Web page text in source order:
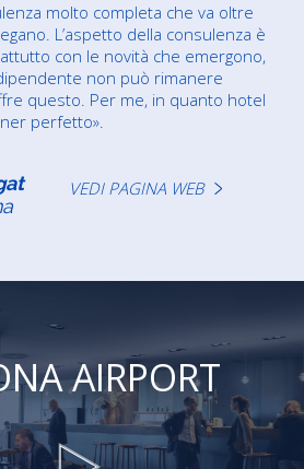
AIRPORT
molto completa che va oltre
L’aspetto della consulenza è
con le novità che emergono,
non può rimanere
questo. Per me, in quanto hotel
perfetto».
VEDI PAGINA WEB